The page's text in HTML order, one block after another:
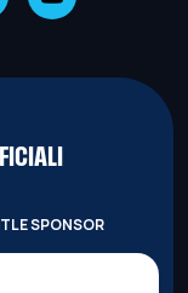
SPONSOR